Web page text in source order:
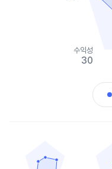
수익성
30
End of interactive chart.
The chart has 1 X axis
The chart has 1 Y axis
플러터 엔터
The
The